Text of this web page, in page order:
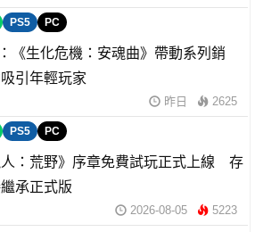
PS5 PC
《生化危機：安魂曲》帶動系列銷
引年輕玩家
昨日 2625
PS5 PC
人：荒野》序章免費試玩正式上線 存
承正式版
2026-08-05 5223